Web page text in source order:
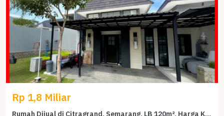
Rp 1,8 Miliar
Rumah Dijual di Citragrand, Semarang, LB 120m², Harga Kompetitif!